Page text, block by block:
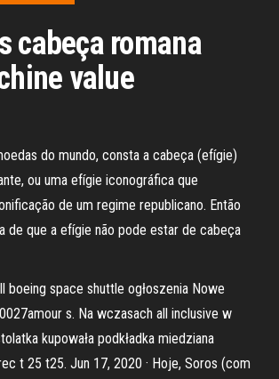
cabeça romana
value
do mundo, consta a cabeça (efígie)
ou uma efígie iconográfica que
de um regime republicano. Então
de que a efígie não pode estar de cabeça
boeing space shuttle ogłoszenia Nowe
s. Na wczasach all inclusive w
kupowała podkładka miedziana
t 25 t25. Jun 17, 2020 · Hoje, Soros (com